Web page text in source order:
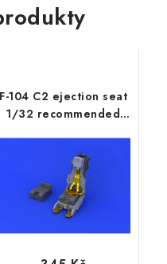
F-104 C2 ejection seat
1/32 recommended